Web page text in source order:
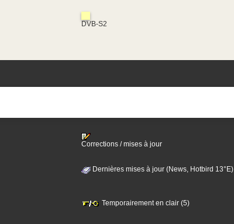
DVB-S2
Corrections / mises à jour
Dernières mises à jour (News, Hotbird 13°E)
Temporairement en clair (5)